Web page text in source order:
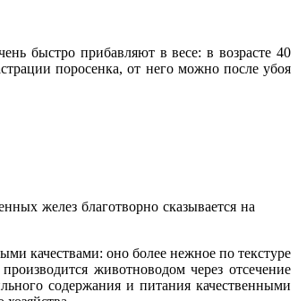
быстро прибавляют в весе: в возрасте 40
поросенка, от него можно после убоя
желез благотворно сказывается на
качествами: оно более нежное по текстуре
животноводом через отсечение
содержания и питания качественными